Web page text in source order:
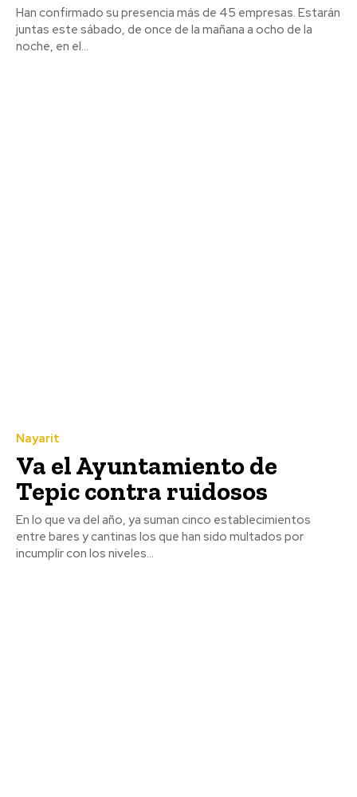
Han confirmado su presencia más de 45 empresas. Estarán
juntas este sábado, de once de la mañana a ocho de la
noche, en el...
Nayarit
Va el Ayuntamiento de
Tepic contra ruidosos
En lo que va del año, ya suman cinco establecimientos
entre bares y cantinas los que han sido multados por
incumplir con los niveles...